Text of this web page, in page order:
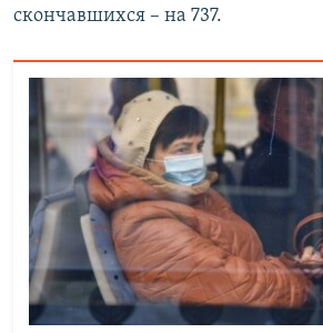
скончавшихся – на 737.